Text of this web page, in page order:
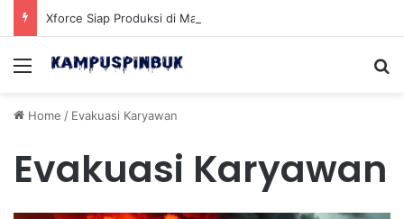
Menu
Home / Evakuasi Karyawan
Evakuasi Karyawan